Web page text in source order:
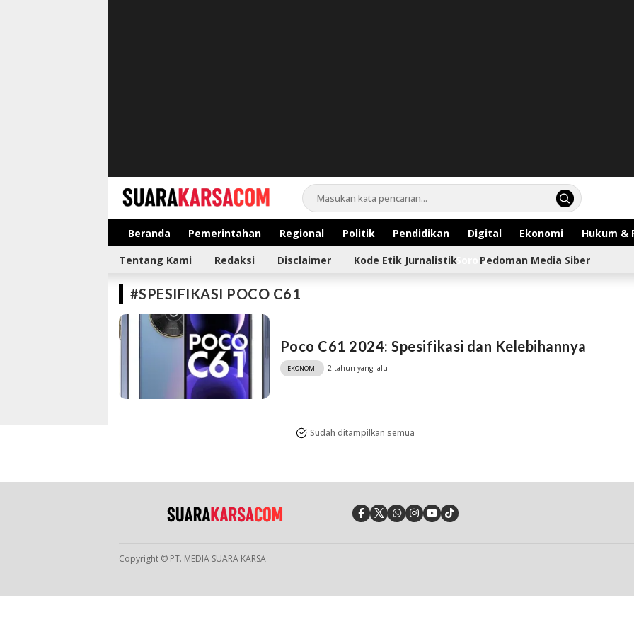
suarakarsa.com
Informasi terpercaya
Beranda Pemerintahan Regional Politik Pendidikan Digital Ekonomi Hukum &
Sorotan
Tentang Kami Redaksi Disclaimer Kode Etik Jurnalistik Pedoman Media Siber
#SPESIFIKASI POCO C61
Poco C61 2024: Spesifikasi dan Kelebihannya
EKONOMI 2 tahun yang lalu
Sudah ditampilkan semua
Copyright © PT. MEDIA SUARA KARSA